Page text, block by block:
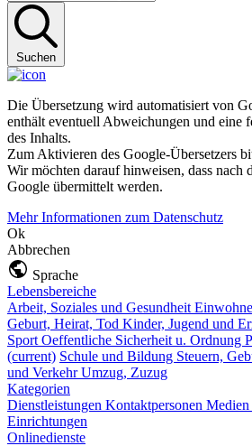
Suchen
Die Übersetzung wird automatisiert von
enthält eventuell Abweichungen und eine
des Inhalts.
Zum Aktivieren des Google-Übersetzers
Wir möchten darauf hinweisen, dass nach
Google übermittelt werden.
Mehr Informationen zum Datenschutz
Ok
Abbrechen
Sprache
Lebensbereiche
Arbeit, Soziales und Gesundheit
Geburt, Heirat, Tod Kinder, Jugend und
Sport Oeffentliche Sicherheit u. Ordnung
(current) Schule und Bildung Steuern,
und VerkehrUmzug, Zuzug
Kategorien
Dienstleistungen Kontaktpersonen
Einrichtungen
Onlinedienste